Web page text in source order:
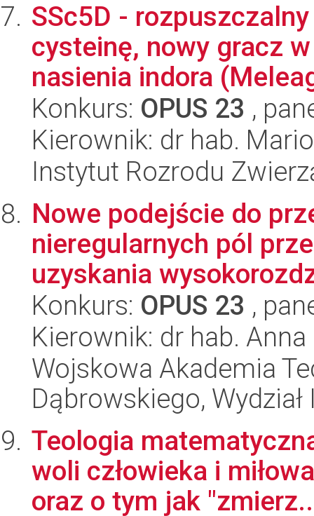
SSc5D -
cysteinę, nowy gracz
nasienia indora
Konkurs: OPUS 23 ,
Kierownik: dr hab.
Instytut Rozrodu
Nowe podejście do
nieregularnych pól
uzyskania
Konkurs: OPUS 23 ,
Kierownik: dr hab. Anna
Wojskowa Akademia
Dąbrowskiego,
Teologia
woli człowieka i
oraz o tym jak